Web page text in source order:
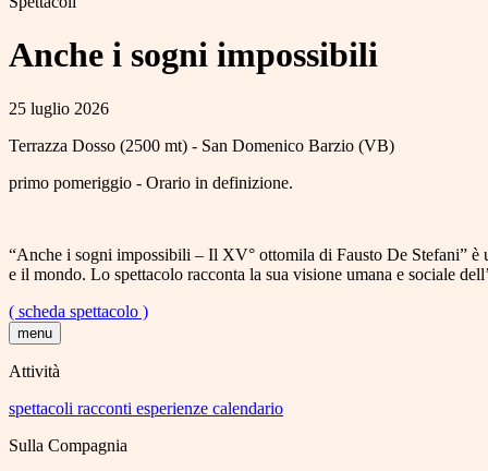
Anche i sogni impossibili
25 luglio 2026
Terrazza Dosso (2500 mt) - San Domenico Barzio (VB)
primo pomeriggio - Orario in definizione.
“Anche i sogni impossibili – Il XV° ottomila di Fausto De Stefani” è
e il mondo. Lo spettacolo racconta la sua visione umana e sociale
( scheda spettacolo )
menu
Attività
spettacoli racconti esperienze calendario
Sulla Compagnia